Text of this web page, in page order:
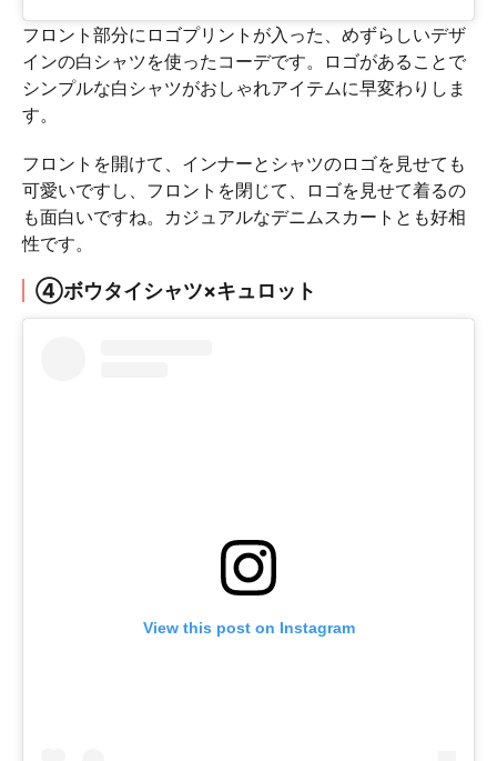
フロント部分にロゴプリントが入った、めずらしいデザ
インの白シャツを使ったコーデです。ロゴがあることで
シンプルな白シャツがおしゃれアイテムに早変わりしま
す。
フロントを開けて、インナーとシャツのロゴを見せても
可愛いですし、フロントを閉じて、ロゴを見せて着るの
も面白いですね。カジュアルなデニムスカートとも好相
性です。
④ボウタイシャツ×キュロット
View this post on Instagram